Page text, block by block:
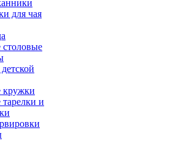
для чая
столовые
кружки
тарелки и